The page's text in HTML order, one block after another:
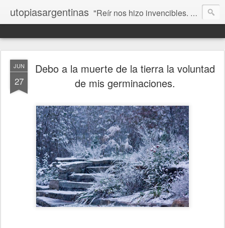
utopiasargentinas "Reír nos hizo invencibles. No como los que siempre ganan, sino como aquellos que no se rinden”. Frida Kahlo
JUN
27
Debo a la muerte de la tierra la voluntad
de mis germinaciones.